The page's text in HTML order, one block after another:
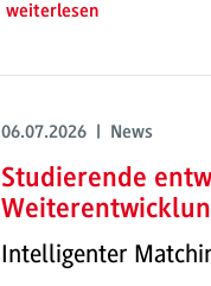
weiterlesen
06.07.2026 | News
Studierende
Intelligenter